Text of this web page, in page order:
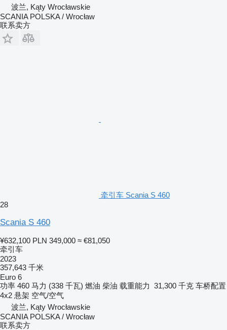
波兰, Kąty Wrocławskie
SCANIA POLSKA / Wrocław
联系卖方
牵引车 Scania S 460
28
Scania S 460
¥632,100 PLN 349,000 ≈ €81,050
牵引车
2023
357,643 千米
Euro 6
功率 460 马力 (338 千瓦) 燃油 柴油 载重能力 31,300 千克 车桥配置
4x2 悬架 空气/空气
波兰, Kąty Wrocławskie
SCANIA POLSKA / Wrocław
联系卖方